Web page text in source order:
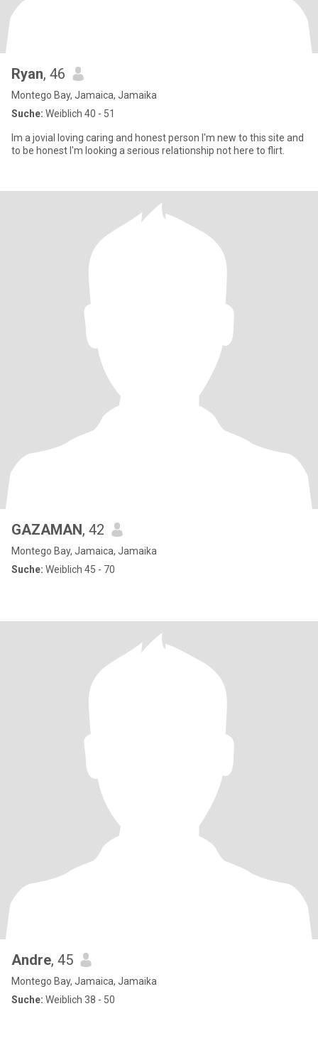
Ryan, 46
Montego Bay, Jamaica, Jamaika
Suche: Weiblich 40 - 51
Im a jovial loving caring and honest person I'm new to this site and
to be honest I'm looking a serious relationship not here to flirt.
GAZAMAN, 42
Montego Bay, Jamaica, Jamaika
Suche: Weiblich 45 - 70
Andre, 45
Montego Bay, Jamaica, Jamaika
Suche: Weiblich 38 - 50